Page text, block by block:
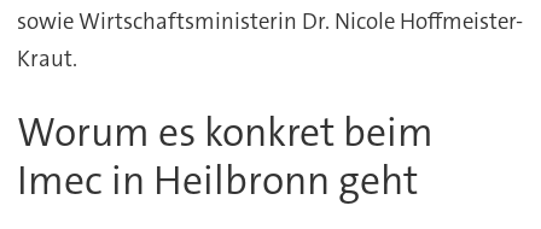
sowie Wirtschaftsministerin Dr. Nicole Hoffmeister-
Kraut.
Worum es konkret beim
Imec in Heilbronn geht